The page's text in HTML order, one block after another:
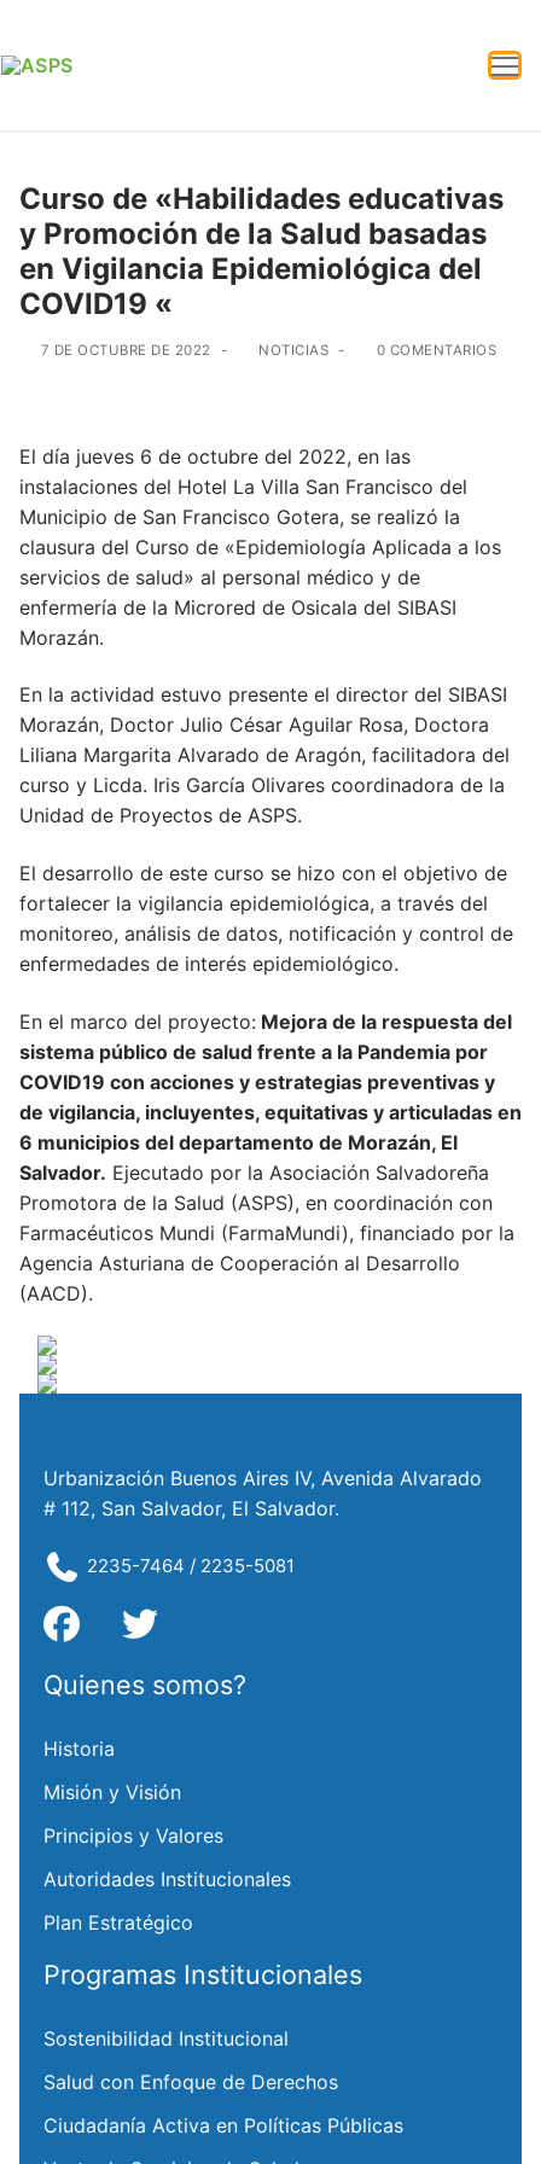
Curso de «Habilidades educativas
y Promoción de la Salud basadas
en Vigilancia Epidemiológica del
COVID19 «
7 DE OCTUBRE DE 2022 - NOTICIAS - 0 COMENTARIOS
El día jueves 6 de octubre del 2022, en las
instalaciones del Hotel La Villa San Francisco del
Municipio de San Francisco Gotera, se realizó la
clausura del Curso de «Epidemiología Aplicada a los
servicios de salud» al personal médico y de
enfermería de la Microred de Osicala del SIBASI
Morazán.
En la actividad estuvo presente el director del SIBASI
Morazán, Doctor Julio César Aguilar Rosa, Doctora
Liliana Margarita Alvarado de Aragón, facilitadora del
curso y Licda. Iris García Olivares coordinadora de la
Unidad de Proyectos de ASPS.
El desarrollo de este curso se hizo con el objetivo de
fortalecer la vigilancia epidemiológica, a través del
monitoreo, análisis de datos, notificación y control de
enfermedades de interés epidemiológico.
En el marco del proyecto: Mejora de la respuesta del
sistema público de salud frente a la Pandemia por
COVID19 con acciones y estrategias preventivas y
de vigilancia, incluyentes, equitativas y articuladas en
6 municipios del departamento de Morazán, El
Salvador. Ejecutado por la Asociación Salvadoreña
Promotora de la Salud (ASPS), en coordinación con
Farmacéuticos Mundi (FarmaMundi), financiado por la
Agencia Asturiana de Cooperación al Desarrollo
(AACD).
Urbanización Buenos Aires IV, Avenida Alvarado
# 112, San Salvador, El Salvador.
2235-7464 / 2235-5081
Quienes somos?
Historia
Misión y Visión
Principios y Valores
Autoridades Institucionales
Plan Estratégico
Programas Institucionales
Sostenibilidad Institucional
Salud con Enfoque de Derechos
Ciudadanía Activa en Políticas Públicas